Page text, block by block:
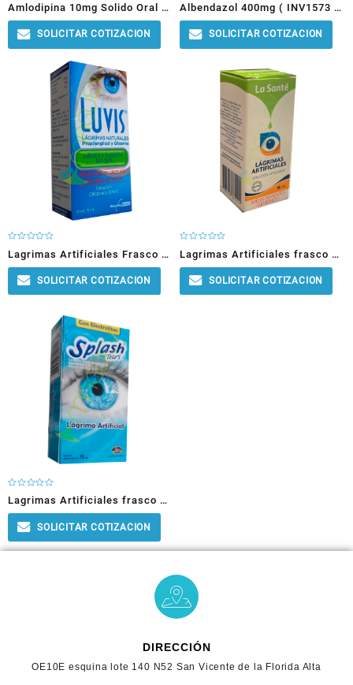
0
of
Amlodipina 10mg Solido Oral (
INV3183 )
SOLICITAR COTIZACION
0
of
Albendazol 400mg ( INV1573 )
Con Leyenda
SOLICITAR COTIZACION
0
of
Lagrimas Artificiales Frasco x
15ml (INV2525)
SOLICITAR COTIZACION
0
of
Lagrimas Artificiales frasco x
15ml (INV439)
SOLICITAR COTIZACION
0
Lagrimas Artificiales frasco x
15ml (INV3760)
SOLICITAR COTIZACION
DIRECCIÓN
OE10E esquina lote 140 N52 San Vicente de la Florida Alta